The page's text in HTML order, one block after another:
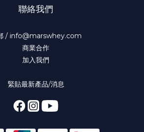
聯絡我們
/ info@marswhey.com
商業合作
加入我們
緊貼最新產品/消息